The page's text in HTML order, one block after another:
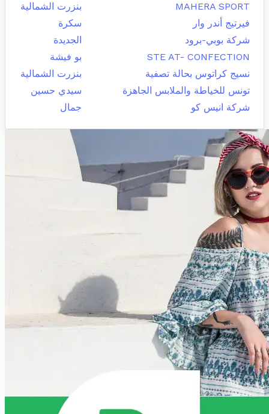
MAHERA SPORT
بنزرت الشمالية
فيرتيج أندر وار
سكرة
شركة بوبي-برود
الجديدة
STE AT- CONFECTION
بو فيشة
نسيج كراتوس بحالة تصفية
بنزرت الشمالية
تونس للخياطة والملابس الجاهزة
سيدي حسين
شركة انيس كو
جمال